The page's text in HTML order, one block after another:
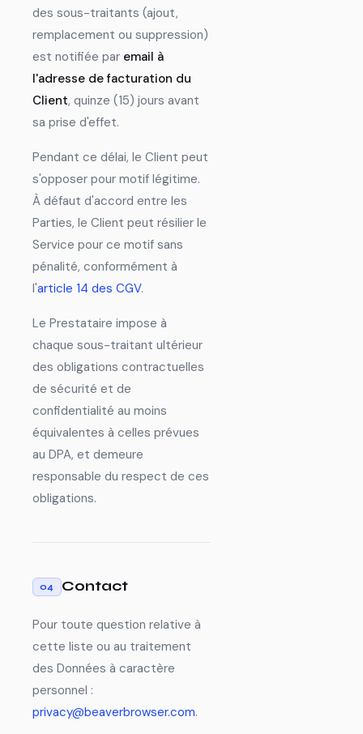
des sous-traitants (ajout,
remplacement ou suppression)
est notifiée par email à
l'adresse de facturation du
Client, quinze (15) jours avant
sa prise d'effet.
Pendant ce délai, le Client peut
s'opposer pour motif légitime.
À défaut d'accord entre les
Parties, le Client peut résilier le
Service pour ce motif sans
pénalité, conformément à
l'article 14 des CGV.
Le Prestataire impose à
chaque sous-traitant ultérieur
des obligations contractuelles
de sécurité et de
confidentialité au moins
équivalentes à celles prévues
au DPA, et demeure
responsable du respect de ces
obligations.
04 Contact
Pour toute question relative à
cette liste ou au traitement
des Données à caractère
personnel :
privacy@beaverbrowser.com.